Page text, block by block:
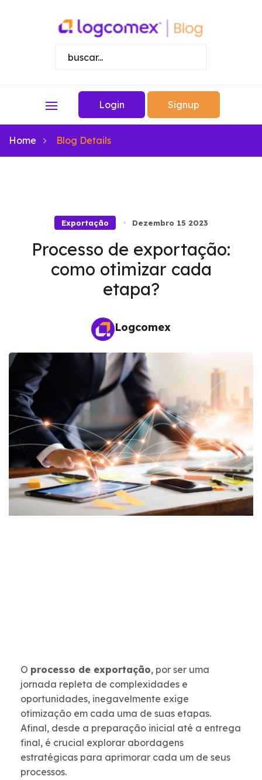
Login Signup
Home Blog Details
Exportação Dezembro 15 2023
Processo de exportação:
como otimizar cada
etapa?
Logcomex
O processo de exportação, por ser uma
jornada repleta de complexidades e
oportunidades, inegavelmente exige
otimização em cada uma de suas etapas.
Afinal, desde a preparação inicial até a entrega
final, é crucial explorar abordagens
estratégicas para aprimorar cada um de seus
processos.